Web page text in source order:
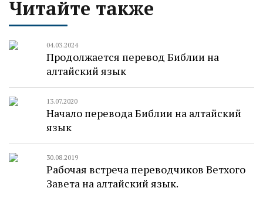
Читайте также
04.03.2024
Продолжается перевод Библии на
алтайский язык
13.07.2020
Начало перевода Библии на алтайский
язык
30.08.2019
Рабочая встреча переводчиков Ветхого
Завета на алтайский язык.